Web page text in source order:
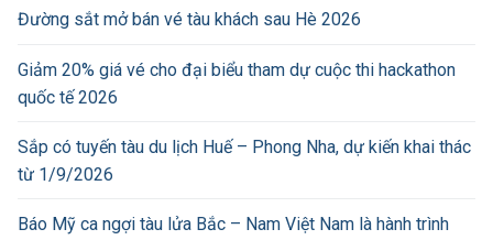
Đường sắt mở bán vé tàu khách sau Hè 2026
Giảm 20% giá vé cho đại biểu tham dự cuộc thi hackathon
quốc tế 2026
Sắp có tuyến tàu du lịch Huế – Phong Nha, dự kiến khai thác
từ 1/9/2026
Báo Mỹ ca ngợi tàu lửa Bắc – Nam Việt Nam là hành trình